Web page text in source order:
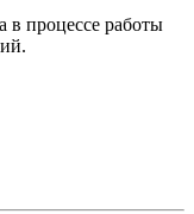
в процессе работы